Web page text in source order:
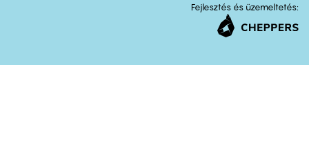
Fejlesztés és üzemeltetés: